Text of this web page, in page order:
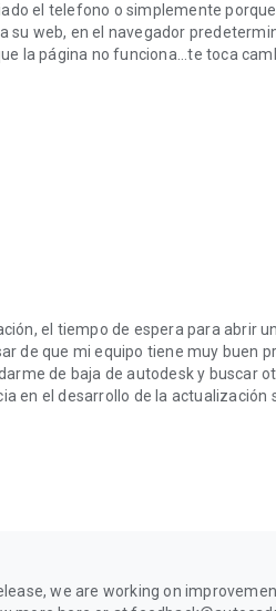
el telefono o simplemente
su web, en el navegador
la página no funciona...te toca
el tiempo de espera para abrir
de que mi equipo tiene muy buen
de baja de autodesk y buscar
en el desarrollo de la actualización
we are working on